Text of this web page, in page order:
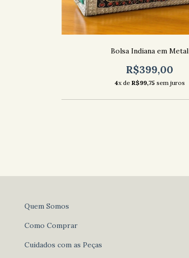
Bolsa Indiana em Metal
R$399,00
4x deR$99,75 sem juros
Quem Somos
Como Comprar
Cuidados com as Peças